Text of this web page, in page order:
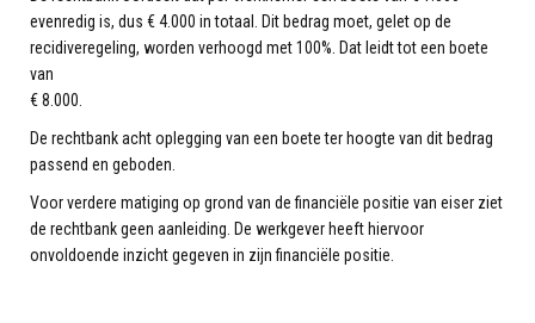
evenredig is, dus € 4.000 in totaal. Dit bedrag moet, gelet op de
recidiveregeling, worden verhoogd met 100%. Dat leidt tot een boete
van
€ 8.000.
De rechtbank acht oplegging van een boete ter hoogte van dit bedrag
passend en geboden.
Voor verdere matiging op grond van de financiële positie van eiser ziet
de rechtbank geen aanleiding. De werkgever heeft hiervoor
onvoldoende inzicht gegeven in zijn financiële positie.